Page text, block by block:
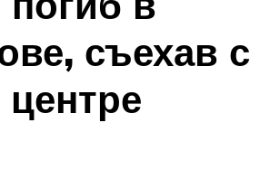
съехав с
центре